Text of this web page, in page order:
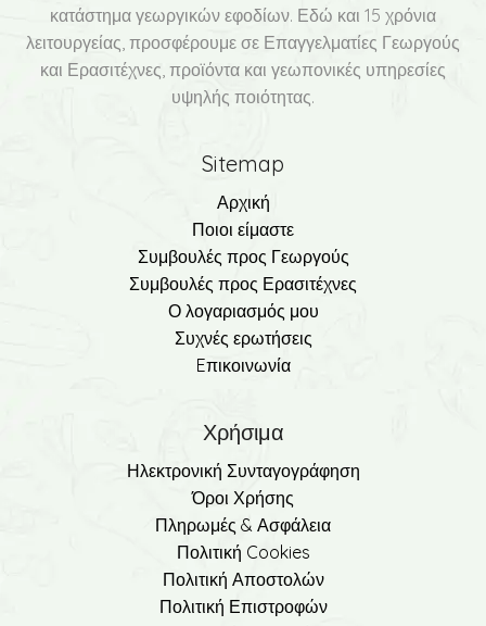
κατάστημα γεωργικών εφοδίων. Εδώ και 15 χρόνια
λειτουργείας, προσφέρουμε σε Επαγγελματίες Γεωργούς
και Ερασιτέχνες, προϊόντα και γεωπονικές υπηρεσίες
υψηλής ποιότητας.
Sitemap
Αρχική
Ποιοι είμαστε
Συμβουλές προς Γεωργούς
Συμβουλές προς Ερασιτέχνες
Ο λογαριασμός μου
Συχνές ερωτήσεις
Eπικοινωνία
Χρήσιμα
Ηλεκτρονική Συνταγογράφηση
Όροι Χρήσης
Πληρωμές & Ασφάλεια
Πολιτική Cookies
Πολιτική Αποστολών
Πολιτική Επιστροφών